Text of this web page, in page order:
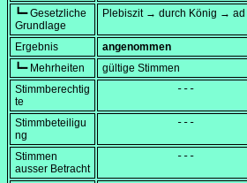
┗━ Gesetzliche
Grundlage
Plebiszit → durch König →
Ergebnis
angenommen
┗━ Mehrheiten
gültige Stimmen
Stimmberechtig
te
            ---
Stimmbeteiligu
ng
            ---
Stimmen
ausser Betracht
            ---